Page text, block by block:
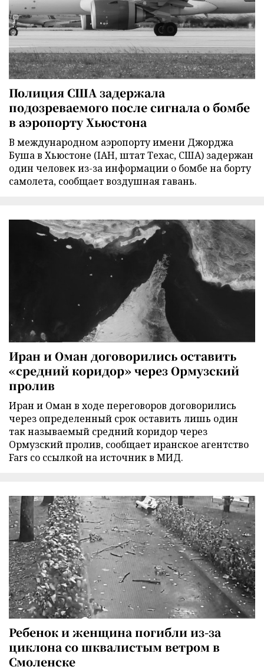
Полиция США задержала
подозреваемого после сигнала о бомбе
в аэропорту Хьюстона
В международном аэропорту имени Джорджа
Буша в Хьюстоне (IAH, штат Техас, США) задержан
один человек из-за информации о бомбе на борту
самолета, сообщает воздушная гавань.
Иран и Оман договорились оставить
«средний коридор» через Ормузский
пролив
Иран и Оман в ходе переговоров договорились
через определенный срок оставить лишь один
так называемый средний коридор через
Ормузский пролив, сообщает иранское агентство
Fars со ссылкой на источник в МИД.
Ребенок и женщина погибли из-за
циклона со шквалистым ветром в
Смоленске